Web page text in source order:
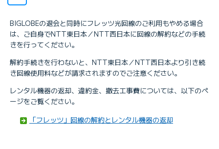
BIGLOBEの退会と同時にフレッツ光回線のご利用もやめる場合
は、ご自身でNTT東日本／NTT西日本に回線の解約などの手続
きを行ってください。
解約手続きを行わないと、NTT東日本／NTT西日本より引き続
き回線使用料などが請求されますのでご注意ください。
レンタル機器の返却、違約金、撤去工事費については、以下のペ
ージをご覧ください。
「フレッツ」回線の解約とレンタル機器の返却